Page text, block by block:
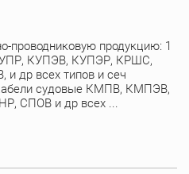
проводниковую продукцию: 1
КУПЭВ, КУПЭР, КРШС,
др всех типов и сеч
судовые КМПВ, КМПЭВ,
СПОВ и др всех ...